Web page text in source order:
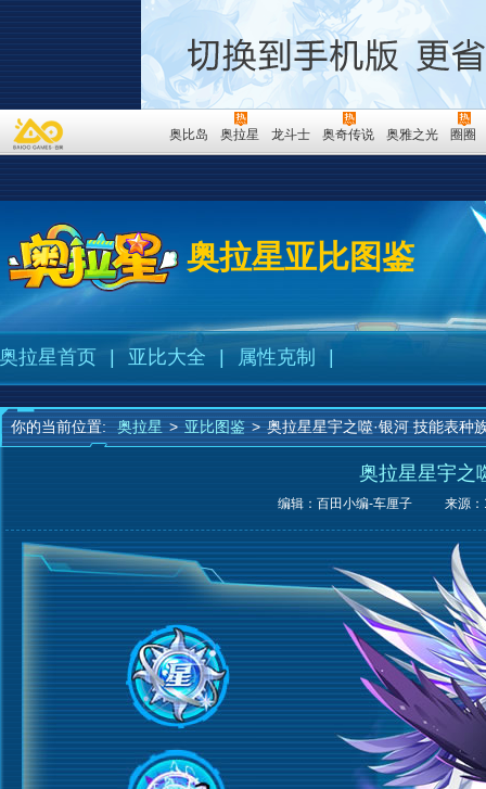
奥比岛 奥拉星 龙斗士 奥奇传说 奥雅之光 圈圈
奥拉星亚比图鉴
奥拉星首页 亚比大全 属性克制
你的当前位置: 奥拉星 > 亚比图鉴 > 奥拉星星宇之噬·银河 技能表种
奥拉星星宇之
编辑：百田小编-车厘子 来源：